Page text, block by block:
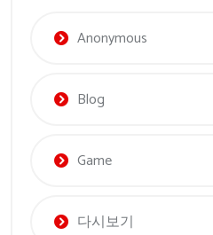
Anonymous
Blog
Game
다시보기